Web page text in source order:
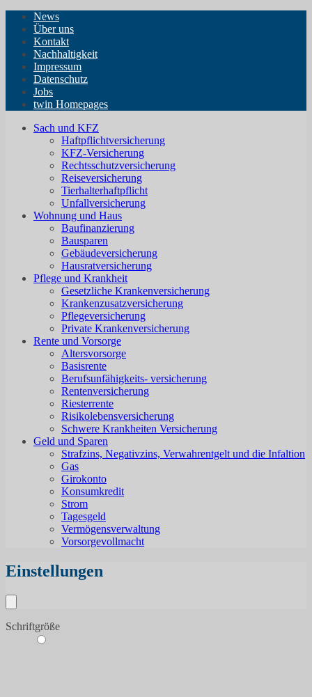
News
Über uns
Kontakt
Nachhaltigkeit
Impressum
Datenschutz
Jobs
twin Homepages
Sach und KFZ
Haftpflichtversicherung
KFZ-Versicherung
Rechtsschutzversicherung
Reiseversicherung
Tierhalterhaftpflicht
Unfallversicherung
Wohnung und Haus
Baufinanzierung
Bausparen
Gebäudeversicherung
Hausratversicherung
Pflege und Krankheit
Gesetzliche Krankenversicherung
Krankenzusatzversicherung
Pflegeversicherung
Private Krankenversicherung
Rente und Vorsorge
Altersvorsorge
Basisrente
Berufsunfähigkeits- versicherung
Rentenversicherung
Riesterrente
Risikolebensversicherung
Schwere Krankheiten Versicherung
Geld und Sparen
Strafzins, Negativzins, Verwahrentgelt und die Infaltion
Gas
Girokonto
Konsumkredit
Strom
Tagesgeld
Vermögensverwaltung
Vorsorgevollmacht
Einstellungen
Schriftgröße